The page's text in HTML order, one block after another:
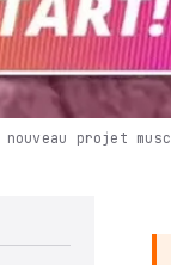
nouveau projet